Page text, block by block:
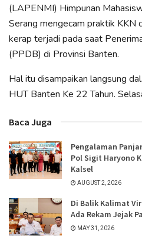
(LAPENMI) Himpunan
Serang mengecam praktik KKN
kerap terjadi pada saat
(PPDB) di Provinsi Banten.
Hal itu disampaikan langsung
HUT Banten Ke 22 Tahun.
Baca Juga
Pengalaman
Pol Sigit Haryono
Kalsel
AUGUST 2, 2026
Di Balik Kalimat
Ada Rekam Jejak
MAY 31, 2026